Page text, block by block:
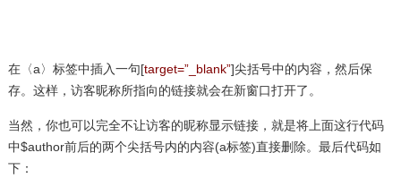
在〈a〉标签中插入一句[target=”_blank”]尖括号中的内容，然后保
存。这样，访客昵称所指向的链接就会在新窗口打开了。
当然，你也可以完全不让访客的昵称显示链接，就是将上面这行代码
中$author前后的两个尖括号内的内容(a标签)直接删除。最后代码如
下：